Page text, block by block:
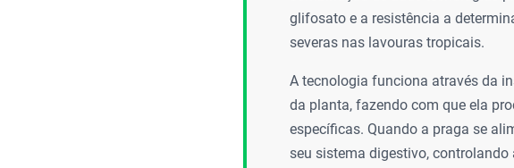
glifosato e a resistência a
severas nas lavouras tropicais.
A tecnologia funciona através da
da planta, fazendo com que ela
específicas. Quando a praga se
seu sistema digestivo,